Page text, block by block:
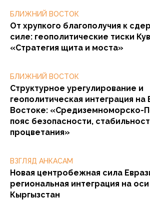
БЛИЖНИЙ ВОСТОК
От хрупкого благополучия к
силе: геополитические тиски
«Стратегия щита и моста»
БЛИЖНИЙ ВОСТОК
Структурное урегулирование и
геополитическая интеграция
Востоке: «Средиземноморско-
пояс безопасности,
процветания»
ВЗГЛЯД АНКАСАМ
Новая центробежная сила
региональная интеграция на
Кыргызстан